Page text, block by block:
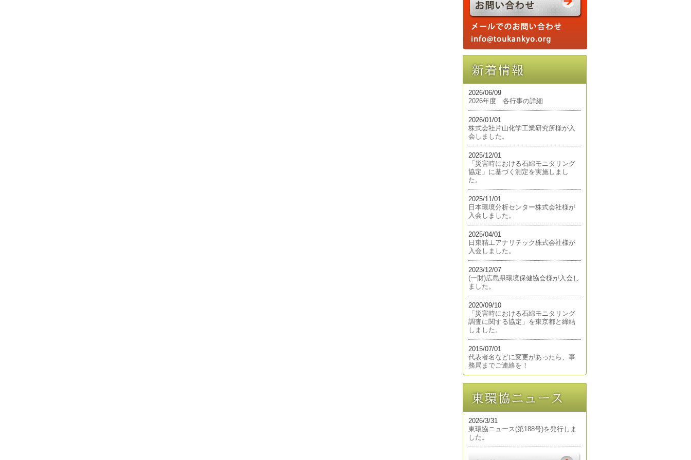
2026/06/09
2026年度 各行事の詳細
2026/01/01
株式会社片山化学工業研究所様が入
会しました。
2025/12/01
「災害時における石綿モニタリング
協定」に基づく測定を実施しまし
た。
2025/11/01
日本環境分析センター株式会社様が
入会しました。
2025/04/01
日東精工アナリテック株式会社様が
入会しました。
2023/12/07
(一財)広島県環境保健協会様が入会し
ました。
2020/09/10
「災害時における石綿モニタリング
調査に関する協定」を東京都と締結
しました。
2015/07/01
代表者名などに変更があったら、事
務局までご連絡を！
2026/3/31
東環協ニュース(第188号)を発行しま
した。